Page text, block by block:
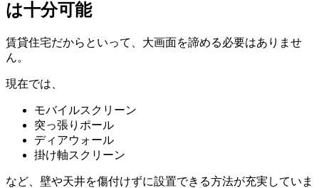
は十分可能
賃貸住宅だからといって、大画面を諦める必要はありませ
ん。
現在では、
モバイルスクリーン
突っ張りポール
ディアウォール
掛け軸スクリーン
など、壁や天井を傷付けずに設置できる方法が充実していま